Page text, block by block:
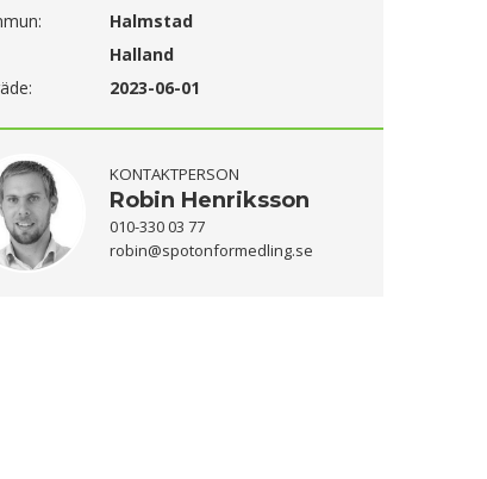
Halmstad
Halland
2023-06-01
KONTAKTPERSON
Robin Henriksson
010-330 03 77
robin@spotonformedling.se